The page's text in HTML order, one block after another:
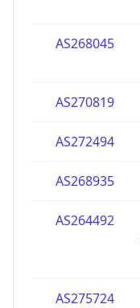
AS268045
AS270819
AS272494
AS268935
AS264492
AS275724